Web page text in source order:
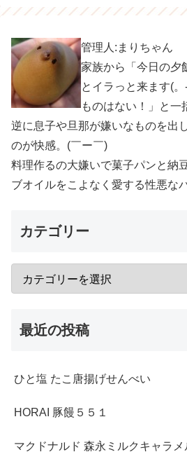
管理人:まりちゃん
家族から「今日の夕
とイラっと来ます(
ものはない！」と一
逆に息子や旦那が嫌いなものを出
のが快感。(￣ー￣)
料理作るの大嫌いで菓子パンと納
ブオイルをこよなく愛する性悪な
カテゴリー
最近の投稿
ひと塩 たこ唐揚げせんべい
HORAI 豚饅５５１
マクドナルド 森永ミルクキャラメ